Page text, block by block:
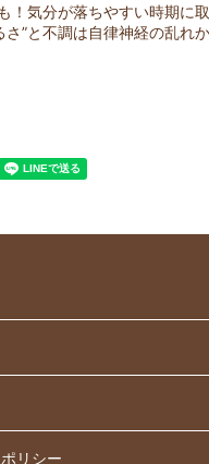
！気分が落ちやすい時期に
さ”と不調は自律神経の乱れ
リシー